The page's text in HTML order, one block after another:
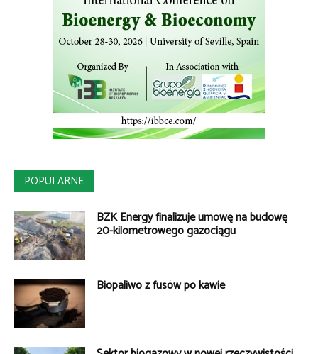
POPULARNE
BZK Energy finalizuje umowę na budowę
20-kilometrowego gazociągu
Biopaliwo z fusów po kawie